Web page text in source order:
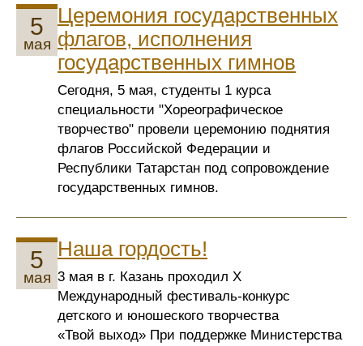
5
мая
Церемония государственных
флагов, исполнения
государственных гимнов
Сегодня, 5 мая, студенты 1 курса
специальности "Хореографическое
творчество" провели церемонию поднятия
флагов Российской Федерации и
Республики Татарстан под сопровождение
государственных гимнов.
5
мая
Наша гордость!
3 мая в г. Казань проходил X
Международный фестиваль-конкурс
детского и юношеского творчества
«Твой выход» ​​​​​​​При поддержке Министерства